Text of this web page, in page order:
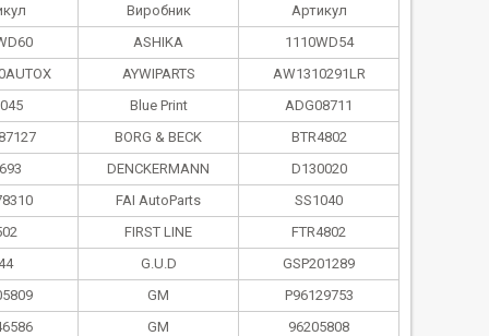
Виробник
Артикул
ASHIKA
1110WD54
AYWIPARTS
AW1310291LR
Blue Print
ADG08711
BORG & BECK
BTR4802
DENCKERMANN
D130020
FAI AutoParts
SS1040
FIRST LINE
FTR4802
G.U.D
GSP201289
GM
P96129753
GM
96205808